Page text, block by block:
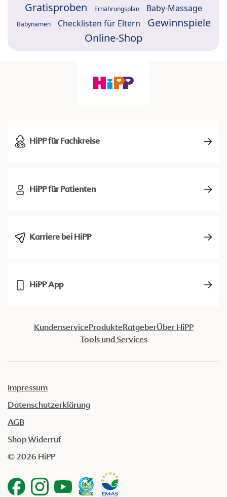
Gratisproben Ernährungsplan Baby-Massage
Babynamen Checklisten für Eltern
Gewinnspiele
Online-Shop
HiPP für Fachkreise
HiPP für Patienten
Karriere bei HiPP
HiPP App
KundenserviceProdukteRatgeberÜber HiPP
Tools und Services
Impressum
Datenschutzerklärung
AGB
Shop Widerruf
© 2026 HiPP